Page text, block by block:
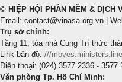
© HIỆP HỘI PHẦN MỀM & DỊCH
Email: contact@vinasa.org.vn |
Trụ sở chính:
Tầng 11, tòa nhà Cung Trí thức
Link bản đồ: ///
Điện thoại: (024) 3577 2336 - 3577
Văn phòng Tp. Hồ Chí Minh: